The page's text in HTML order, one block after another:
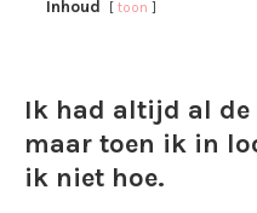
Inhoud toon
Ik had altijd al de
maar toen ik in
ik niet hoe.